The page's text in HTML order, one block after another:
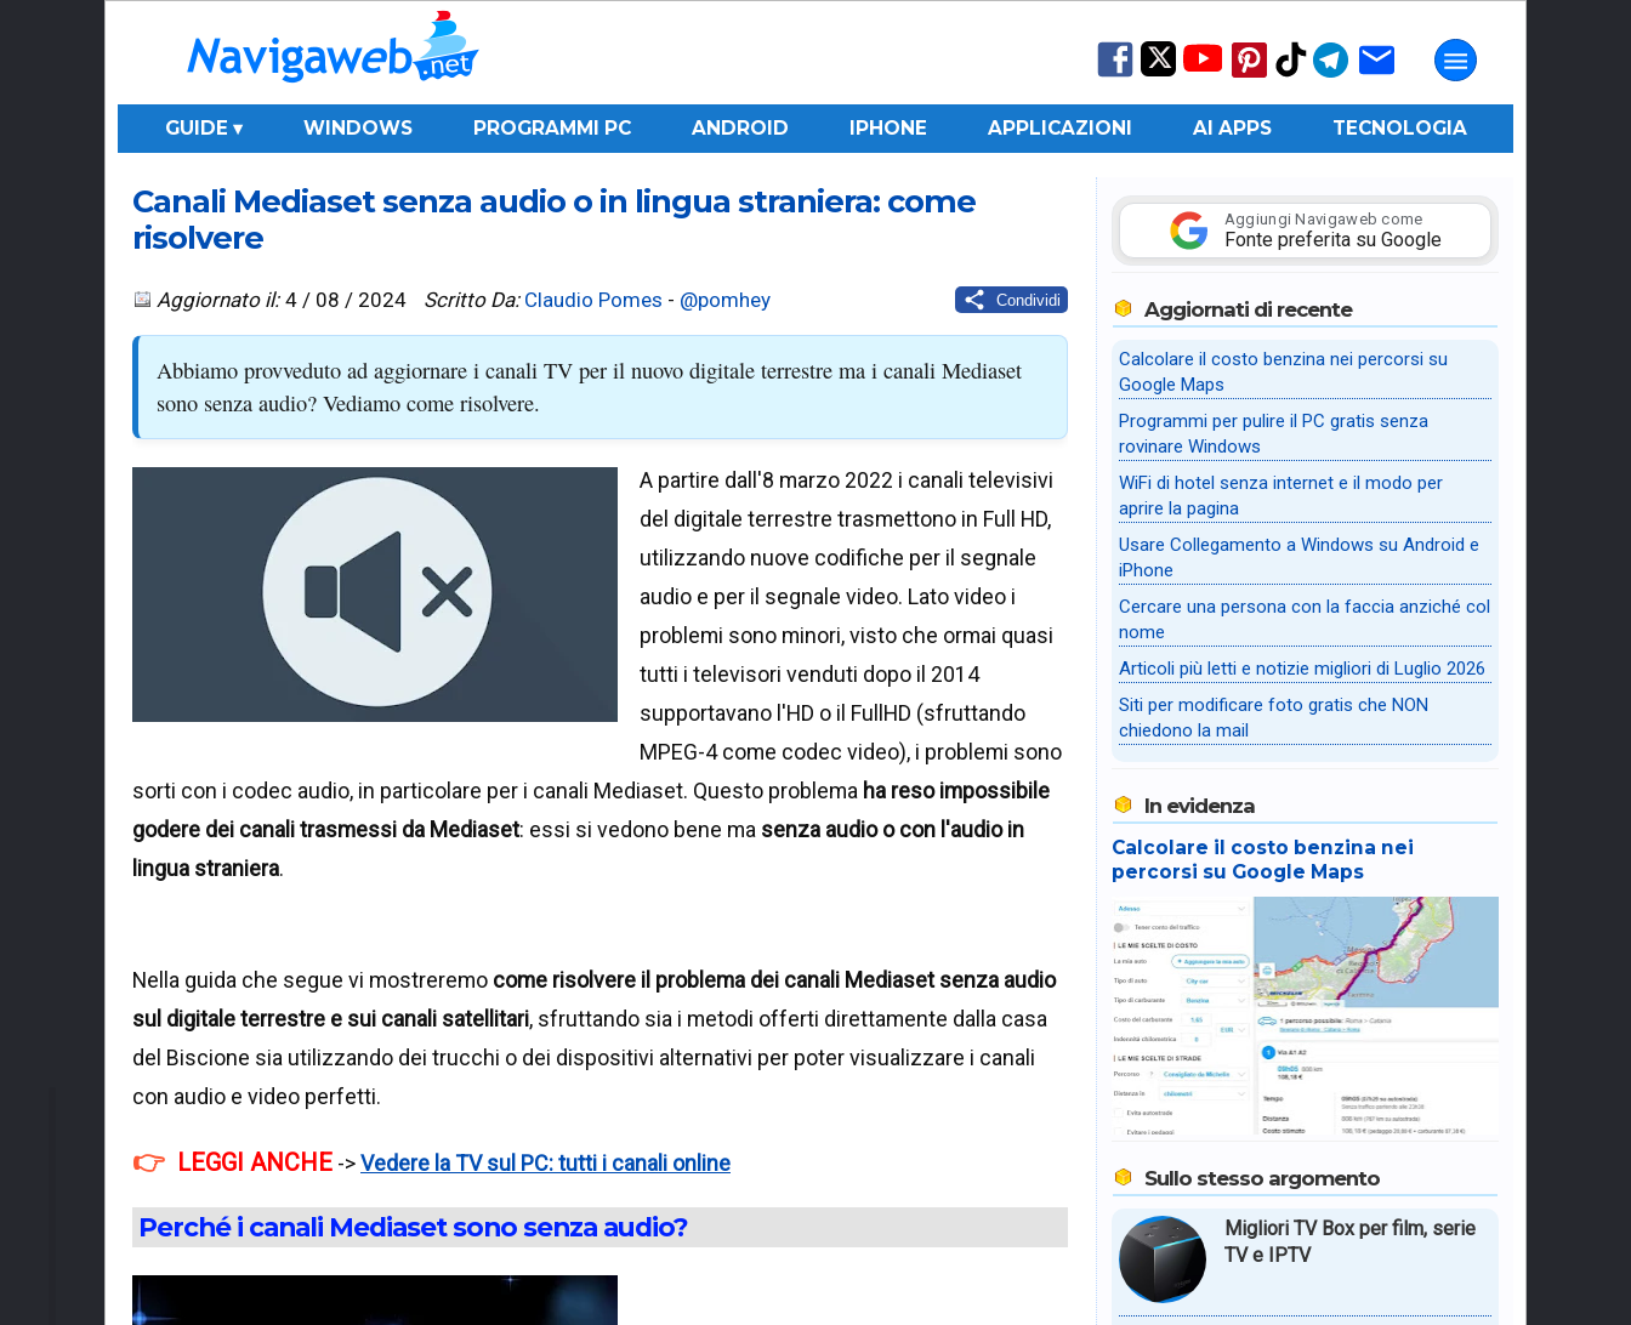
GUIDE ▾ WINDOWS PROGRAMMI PC ANDROID IPHONE APPLICAZIONI AI APPS TECNOLOGIA
Canali Mediaset senza audio o in lingua straniera: come
risolvere
Condividi
Aggiornato il: 4 / 08 / 2024 Scritto Da: Claudio Pomes - @pomhey
Abbiamo provveduto ad aggiornare i canali TV per il nuovo digitale terrestre ma i canali Mediaset
sono senza audio? Vediamo come risolvere.
A partire dall'8 marzo 2022 i canali televisivi
del digitale terrestre trasmettono in Full HD,
utilizzando nuove codifiche per il segnale
audio e per il segnale video. Lato video i
problemi sono minori, visto che ormai quasi
tutti i televisori venduti dopo il 2014
supportavano l'HD o il FullHD (sfruttando
MPEG-4 come codec video), i problemi sono
sorti con i codec audio, in particolare per i canali Mediaset. Questo problema ha reso impossibile
godere dei canali trasmessi da Mediaset: essi si vedono bene ma senza audio o con l'audio in
lingua straniera.
Nella guida che segue vi mostreremo come risolvere il problema dei canali Mediaset senza audio
sul digitale terrestre e sui canali satellitari, sfruttando sia i metodi offerti direttamente dalla casa
del Biscione sia utilizzando dei trucchi o dei dispositivi alternativi per poter visualizzare i canali
con audio e video perfetti.
LEGGI ANCHE ->Vedere la TV sul PC: tutti i canali online
Perché i canali Mediaset sono senza audio?
Aggiungi Navigaweb come
Fonte preferita su Google
Aggiornati di recente
Calcolare il costo benzina nei percorsi su
Google Maps
Programmi per pulire il PC gratis senza
rovinare Windows
WiFi di hotel senza internet e il modo per
aprire la pagina
Usare Collegamento a Windows su Android e
iPhone
Cercare una persona con la faccia anziché col
nome
Articoli più letti e notizie migliori di Luglio 2026
Siti per modificare foto gratis che NON
chiedono la mail
In evidenza
Calcolare il costo benzina nei
percorsi su Google Maps
Sullo stesso argomento
Migliori TV Box per film, serie
TV e IPTV